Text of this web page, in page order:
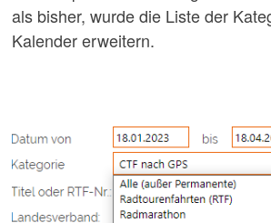
als bisher, wurde die Liste der
Kalender erweitern.